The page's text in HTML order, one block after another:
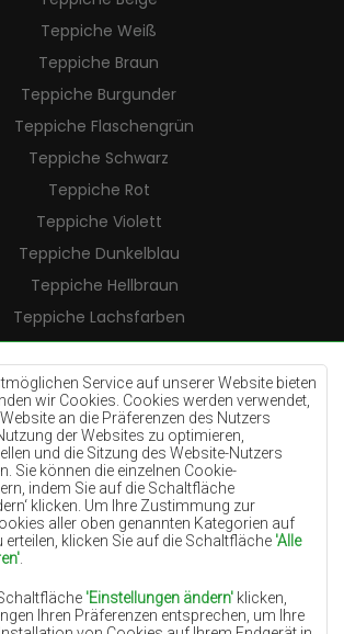
Service auf unserer Website bieten
wir Cookies. Cookies werden verwendet,
an die Präferenzen des Nutzers
der Websites zu optimieren,
und die Sitzung des Website-Nutzers
Sie können die einzelnen Cookie-
indem Sie auf die Schaltfläche
klicken. Um Ihre Zustimmung zur
aller oben genannten Kategorien auf
erteilen, klicken Sie auf die Schaltfläche 'Alle
'Einstellungen ändern' klicken,
Ihren Präferenzen entsprechen, um Ihre
Teppiche Weiß
Teppiche Braun
Teppiche Burgunder
Teppiche Flaschengrün
Teppiche Schwarz
Teppiche Rot
Teppiche Violett
Teppiche Dunkelblau
Teppiche Hellbraun
Teppiche Lachsfarben
Teppiche Cremefarben
Teppiche Lilac
Teppiche Gelb
Teppiche Pfefferminz
Teppiche Blau
Teppiche Orange
Teppiche Rosa
Teppiche Terrakotte